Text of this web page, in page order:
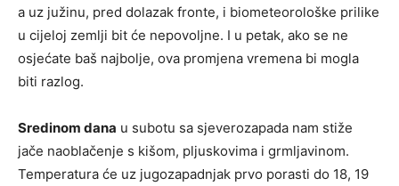
a uz južinu, pred dolazak fronte, i biometeorološke prilike
u cijeloj zemlji bit će nepovoljne. I u petak, ako se ne
osjećate baš najbolje, ova promjena vremena bi mogla
biti razlog.
Sredinom dana u subotu sa sjeverozapada nam stiže
jače naoblačenje s kišom, pljuskovima i grmljavinom.
Temperatura će uz jugozapadnjak prvo porasti do 18, 19